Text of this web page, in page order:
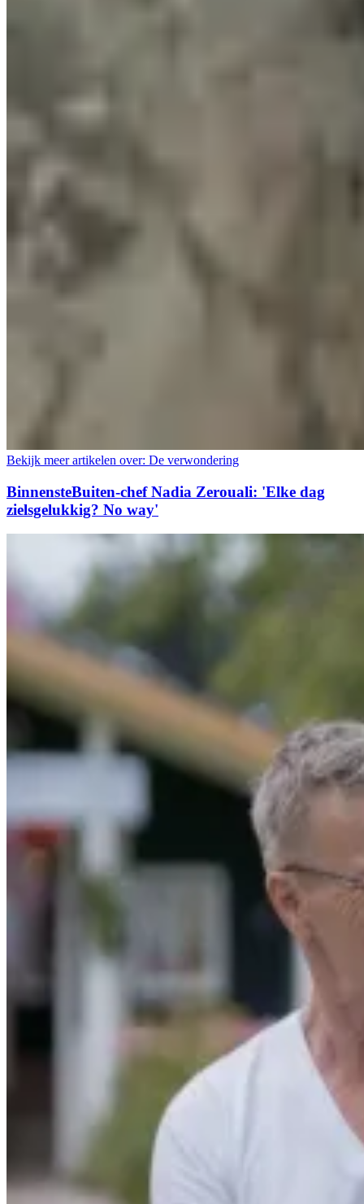
Bekijk meer artikelen over: De verwondering
BinnensteBuiten-chef Nadia Zerouali: 'Elke dag
zielsgelukkig? No way'